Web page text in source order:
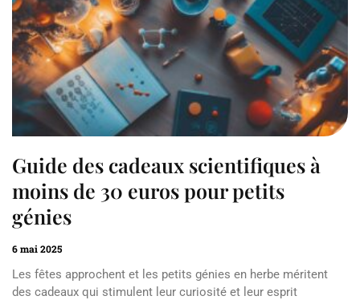
Guide des cadeaux scientifiques à
moins de 30 euros pour petits
génies
6 mai 2025
Les fêtes approchent et les petits génies en herbe méritent
des cadeaux qui stimulent leur curiosité et leur esprit